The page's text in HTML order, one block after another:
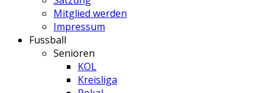
Mitglied werden
Impressum
Fussball
Senioren
KOL
Kreisliga